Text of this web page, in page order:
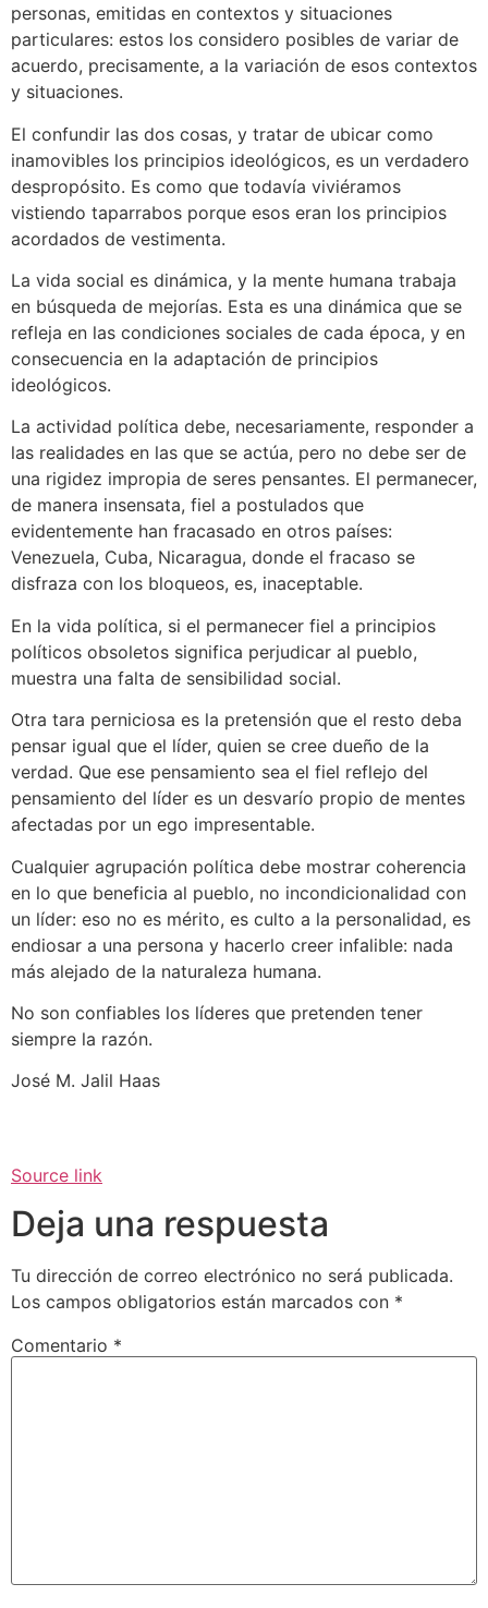
personas, emitidas en contextos y situaciones
particulares: estos los considero posibles de variar de
acuerdo, precisamente, a la variación de esos contextos
y situaciones.
El confundir las dos cosas, y tratar de ubicar como
inamovibles los principios ideológicos, es un verdadero
despropósito. Es como que todavía viviéramos
vistiendo taparrabos porque esos eran los principios
acordados de vestimenta.
La vida social es dinámica, y la mente humana trabaja
en búsqueda de mejorías. Esta es una dinámica que se
refleja en las condiciones sociales de cada época, y en
consecuencia en la adaptación de principios
ideológicos.
La actividad política debe, necesariamente, responder a
las realidades en las que se actúa, pero no debe ser de
una rigidez impropia de seres pensantes. El permanecer,
de manera insensata, fiel a postulados que
evidentemente han fracasado en otros países:
Venezuela, Cuba, Nicaragua, donde el fracaso se
disfraza con los bloqueos, es, inaceptable.
En la vida política, si el permanecer fiel a principios
políticos obsoletos significa perjudicar al pueblo,
muestra una falta de sensibilidad social.
Otra tara perniciosa es la pretensión que el resto deba
pensar igual que el líder, quien se cree dueño de la
verdad. Que ese pensamiento sea el fiel reflejo del
pensamiento del líder es un desvarío propio de mentes
afectadas por un ego impresentable.
Cualquier agrupación política debe mostrar coherencia
en lo que beneficia al pueblo, no incondicionalidad con
un líder: eso no es mérito, es culto a la personalidad, es
endiosar a una persona y hacerlo creer infalible: nada
más alejado de la naturaleza humana.
No son confiables los líderes que pretenden tener
siempre la razón.
José M. Jalil Haas
Source link
Deja una respuesta
Tu dirección de correo electrónico no será publicada.
Los campos obligatorios están marcados con *
Comentario *